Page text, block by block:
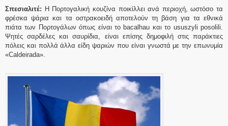
Σπεσιαλιτέ: Η Πορτογαλική κουζίνα ποικίλλει ανά περιοχή, ωστόσο τα
φρέσκα ψάρια και τα οστρακοειδή αποτελούν τη βάση για τα εθνικά
πιάτα των Πορτογάλων όπως είναι το bacalhau και το ususzyli posolili.
Ψητές σαρδέλες και σαυρίδια, είναι επίσης δημοφιλή στις παράκτιες
πόλεις και πολλά άλλα είδη ψαριών που είναι γνωστά με την επωνυμία
«Caldeirada».